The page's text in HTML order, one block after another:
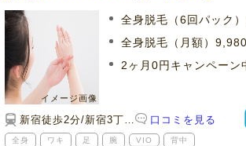
全身脱毛（6回パック
全身脱毛（月額）
2ヶ月0円キャンペーン
新宿徒歩2分/新宿3丁目駅徒歩1分 口コミを見る
全身 ワキ 足 腕 VIO 背中